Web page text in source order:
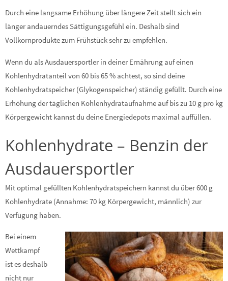
Durch eine langsame Erhöhung über längere Zeit stellt sich ein
länger andauerndes Sättigungsgefühl ein. Deshalb sind
Vollkornprodukte zum Frühstück sehr zu empfehlen.
Wenn du als Ausdauersportler in deiner Ernährung auf einen
Kohlenhydratanteil von 60 bis 65 % achtest, so sind deine
Kohlenhydratspeicher (Glykogenspeicher) ständig gefüllt. Durch eine
Erhöhung der täglichen Kohlenhydrataufnahme auf bis zu 10 g pro kg
Körpergewicht kannst du deine Energiedepots maximal auffüllen.
Kohlenhydrate – Benzin der
Ausdauersportler
Mit optimal gefüllten Kohlenhydratspeichern kannst du über 600 g
Kohlenhydrate (Annahme: 70 kg Körpergewicht, männlich) zur
Verfügung haben.
Bei einem
Wettkampf
ist es deshalb
nicht nur